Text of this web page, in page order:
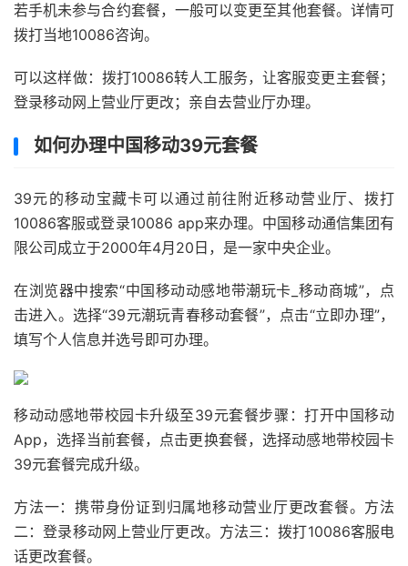
若手机未参与合约套餐，一般可以变更至其他套餐。详情可
拨打当地10086咨询。
可以这样做：拨打10086转人工服务，让客服变更主套餐；
登录移动网上营业厅更改；亲自去营业厅办理。
如何办理中国移动39元套餐
39元的移动宝藏卡可以通过前往附近移动营业厅、拨打
10086客服或登录10086 app来办理。中国移动通信集团有
限公司成立于2000年4月20日，是一家中央企业。
在浏览器中搜索“中国移动动感地带潮玩卡_移动商城”，点
击进入。选择“39元潮玩青春移动套餐”，点击“立即办理”，
填写个人信息并选号即可办理。
移动动感地带校园卡升级至39元套餐步骤：打开中国移动
App，选择当前套餐，点击更换套餐，选择动感地带校园卡
39元套餐完成升级。
方法一：携带身份证到归属地移动营业厅更改套餐。方法
二：登录移动网上营业厅更改。方法三：拨打10086客服电
话更改套餐。